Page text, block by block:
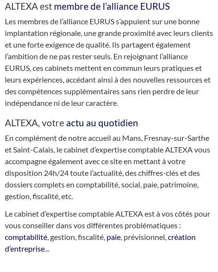
ALTEXA est membre de l’alliance EURUS
Les membres de l’alliance EURUS s’appuient sur une bonne
implantation régionale, une grande proximité avec leurs clients
et une forte exigence de qualité. Ils partagent également
l’ambition de ne pas rester seuls. En rejoignant l’alliance
EURUS, ces cabinets mettent en commun leurs pratiques et
leurs expériences, accédant ainsi à des nouvelles ressources et
des compétences supplémentaires sans rien perdre de leur
indépendance ni de leur caractère.
ALTEXA, votre actu au quotidien
En complément de notre accueil au Mans, Fresnay-sur-Sarthe
et Saint-Calais, le cabinet d’expertise comptable ALTEXA vous
accompagne également avec ce site en mettant à votre
disposition 24h/24 toute l’actualité, des chiffres-clés et des
dossiers complets en comptabilité, social, paie, patrimoine,
gestion, fiscalité, etc.
Le cabinet d’expertise comptable ALTEXA est à vos côtés pour
vous conseiller dans vos différentes problématiques :
comptabilité, gestion, fiscalité, paie, prévisionnel,création
d’entreprise...